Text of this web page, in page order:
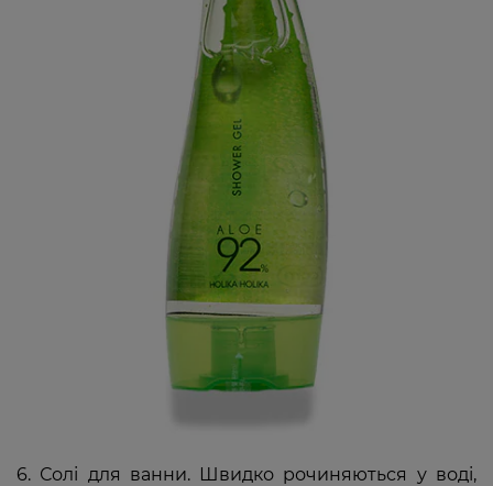
6. Солі для ванни. Швидко рочиняються у воді,